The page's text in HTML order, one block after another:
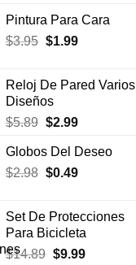
original
era:
actual
es:
Pintura Para Cara
$3.95 El
era:
$3.95.
$1.99El
es:
Reloj De Pared Varios
Diseños
$5.89 El
original
era:
$2.99El
actual
es:
Globos Del Deseo
$2.98 El
era:
$2.98.
$0.49El
es:
$0.49.
Set De Protecciones
Para Bicicleta
$14.89 El
$9.99El